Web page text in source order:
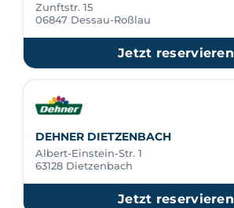
Zunftstr. 15
06847 Dessau-Roßlau
Jetzt reservieren
DEHNER DIETZENBACH
Albert-Einstein-Str. 1
63128 Dietzenbach
Jetzt reservieren